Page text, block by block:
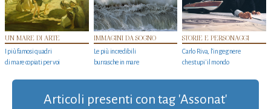
UN MARE DI ARTE
I più famosi quadri
di mare copiati per voi
IMMAGINI DA SOGNO
Le più incredibili
burrasche in mare
STORIE E PERSONAGGI
Carlo Riva, l’ingegnere
che stupi' il mondo
Articoli presenti con tag 'Assonat'